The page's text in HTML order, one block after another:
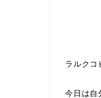
ラルクコ
今日は自